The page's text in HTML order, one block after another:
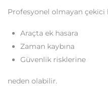
Profesyonel olmayan çekici
Araçta ek hasara
Zaman kaybına
Güvenlik risklerine
neden olabilir.